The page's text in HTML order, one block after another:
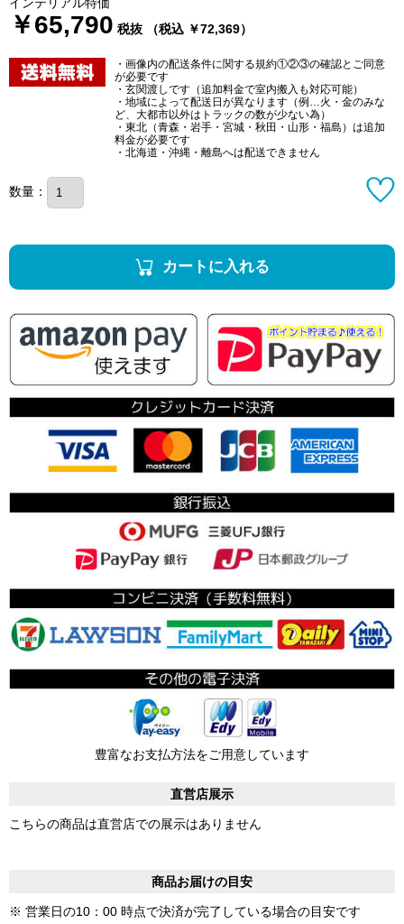
インテリアル特価
￥65,790 税抜 （税込 ￥72,369）
・画像内の配送条件に関する規約①②③の確認とご同意
が必要です
・玄関渡しです（追加料金で室内搬入も対応可能）
・地域によって配送日が異なります（例…火・金のみな
ど、大都市以外はトラックの数が少ない為）
・東北（青森・岩手・宮城・秋田・山形・福島）は追加
料金が必要です
・北海道・沖縄・離島へは配送できません
数量：
カートに入れる
豊富なお支払方法をご用意しています
直営店展示
こちらの商品は直営店での展示はありません
商品お届けの目安
※ 営業日の10：00 時点で決済が完了している場合の目安です